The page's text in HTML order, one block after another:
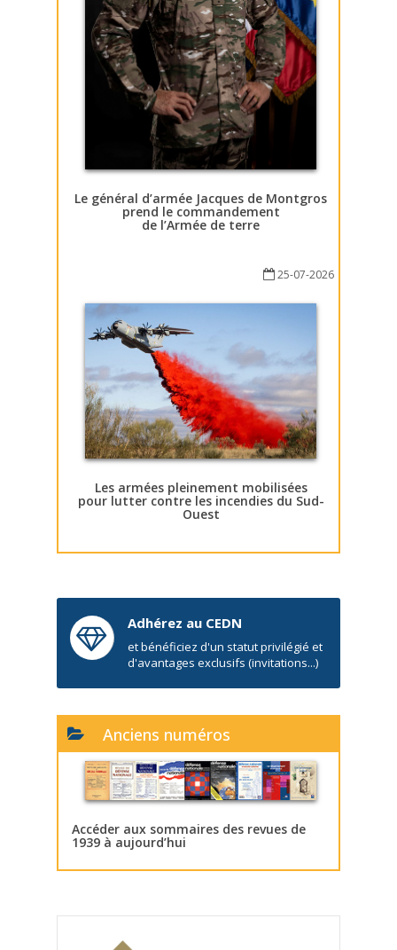
Le général d’armée Jacques de Montgros
prend le commandement
de l’Armée de terre
25-07-2026
Les armées pleinement mobilisées
pour lutter contre les incendies du Sud-
Ouest
Adhérez au CEDN
et bénéficiez d'un statut privilégié et
d'avantages exclusifs (invitations...)
Anciens numéros
Accéder aux sommaires des revues de
1939 à aujourd’hui